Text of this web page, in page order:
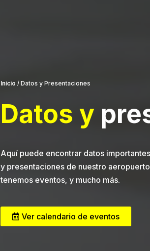
Inicio / Datos y Presentaciones
Datos y
Aquí puede encontrar datos
y presentaciones de nuestro
tenemos eventos, y mucho más.
Ver calendario de eventos